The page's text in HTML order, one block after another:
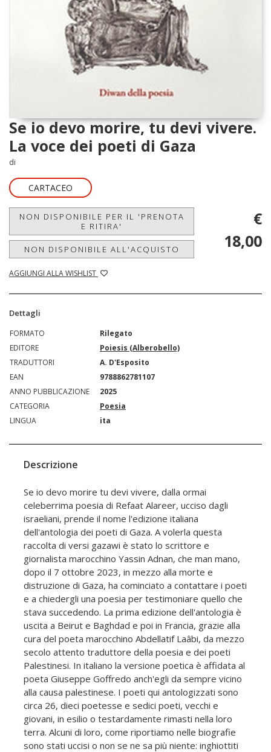
Se io devo morire, tu devi vivere.
La voce dei poeti di Gaza
di
CARTACEO
NON DISPONIBILE PER IL 'PRENOTA
E RITIRA'
NON DISPONIBILE ALL'ACQUISTO
AGGIUNGI ALLA WISHLIST
€
18,00
Dettagli
FORMATO
Rilegato
EDITORE
Poiesis (Alberobello)
TRADUTTORI
A. D'Esposito
EAN
9788862781107
ANNO PUBBLICAZIONE
2025
CATEGORIA
Poesia
LINGUA
ita
Descrizione
Se io devo morire tu devi vivere, dalla ormai
celeberrima poesia di Refaat Alareer, ucciso dagli
israeliani, prende il nome l'edizione italiana
dell'antologia dei poeti di Gaza. A volerla questa
raccolta di versi gazawi è stato lo scrittore e
giornalista marocchino Yassin Adnan, che man mano,
dopo il 7 ottobre 2023, in mezzo alla morte e
distruzione di Gaza, ha cominciato a contattare i poeti
e a chiedergli una poesia per testimoniare quello che
stava succedendo. La prima edizione dell'antologia è
uscita a Beirut e Baghdad e poi in Francia, grazie alla
cura del poeta marocchino Abdellatif Laâbi, da mezzo
secolo attento traduttore della poesia e dei poeti
Palestinesi. In italiano la versione poetica è affidata al
poeta Giuseppe Goffredo anch'egli da sempre vicino
alla causa palestinese. I poeti qui antologizzati sono
circa 26, dieci poetesse e sedici poeti, vecchi e
giovani, in esilio o testardamente rimasti nella loro
terra. Alcuni di loro, come riportiamo nelle biografie
sono stati uccisi o non se ne sa più niente: inghiottiti